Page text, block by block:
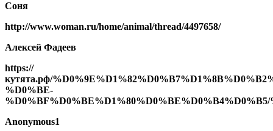
Соня
http://www.woman.ru/home/animal/thread/4497658/
Алексей Фадеев
https://
кутята.рф/
%D0%BE-
Anonymous1